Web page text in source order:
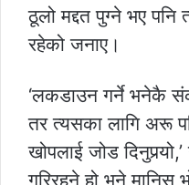
ठूलो मद्दत पुग्ने भए पनि
रहेको जनाए।
‘लकडाउन गर्ने भनेकै
तर त्यसका लागि अरू
खोपलाई जोड
गरिरहने हो भने